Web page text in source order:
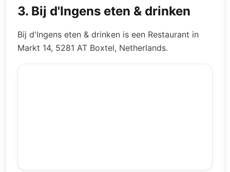
3. Bij d'Ingens eten & drinken
Bij d'Ingens eten & drinken is een Restaurant in
Markt 14, 5281 AT Boxtel, Netherlands.